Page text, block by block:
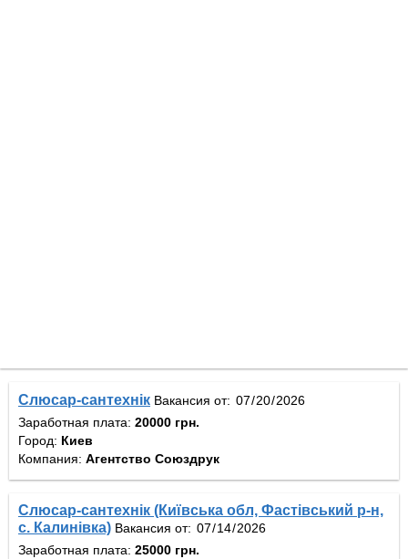
Слюсар-сантехнік Вакансия от:
Заработная плата: 20000 грн.
Город: Киев
Компания: Агентство Союздрук
Слюсар-сантехнік (Київська обл, Фастівський р-н,
с. Калинівка) Вакансия от:
Заработная плата: 25000 грн.